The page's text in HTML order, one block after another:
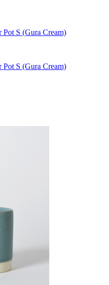
S (Gura Cream)
S (Gura Cream)